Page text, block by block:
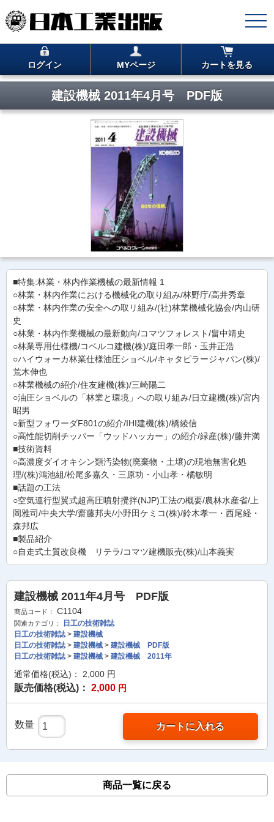
ログイン MYページ カートを見る
建設機械 2011年4月号 PDF版
■特集:林業・林内作業機械の最新情報 1
○林業・林内作業における機械化の取り組み/林野庁/高井秀章
○林業・林内作業の安全への取リ組み/(社)林業機械化協会/内山研
史
○林業・林内作業機械の最新動向/コマツフォレスト/畠中靖史
○林業専用仕様機/コベルコ建機(株)/庭田孝一郎・玉井正浩
○ハイウォーカ林業仕様油圧ショベル/キャタピラージャパン(株)/
荒木伸也
○林業機械の紹介/住友建機(株)/三崎陽二
○油圧ショベルの「林業と環境」への取り組み/日立建機(株)/宮内
昭男
○新型フォワーダF801の紹介/IHI建機(株)/橋綾信
○高性能切削チッパー「ウッドハッカー」の紹介/緑産(株)/藤井満
■技術資料
○高濃度ダイオキシン類汚染物(廃棄物・土壌)の現地無害化処
理/(株)鴻池組/松尾多嘉久・三原功・小山孝・橘敏明
■話題の工法
○空気連行型翼式超高圧噴射攪拌(NJP)工法の概要/農林水産省/上
岡雅司/中央大学/齋藤邦夫/小野田ケミコ(株)/鈴木孝一・西尾経・
森邦広
■製品紹介
○自走式土質改良機 リテラ/コマツ建機販売(株)/山本義実
建設機械 2011年4月号 PDF版
商品コード： C1104
関連カテゴリ：
日工の技術雑誌
日工の技術雑誌> 建設機械
日工の技術雑誌> 建設機械 > 建設機械 PDF版
日工の技術雑誌> 建設機械 > 建設機械 2011年
通常価格(税込)： 2,000 円
販売価格(税込)： 2,000 円
数量 カートに入れる
商品一覧に戻る